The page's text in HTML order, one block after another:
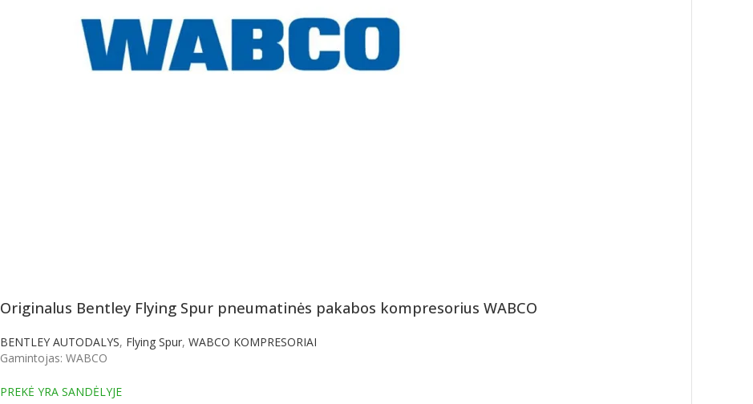
Originalus Bentley Flying Spur pneumatinės pakabos kompresorius WABCO
BENTLEY AUTODALYS, Flying Spur, WABCO KOMPRESORIAI
Gamintojas: WABCO
PREKĖ YRA SANDĖLYJE